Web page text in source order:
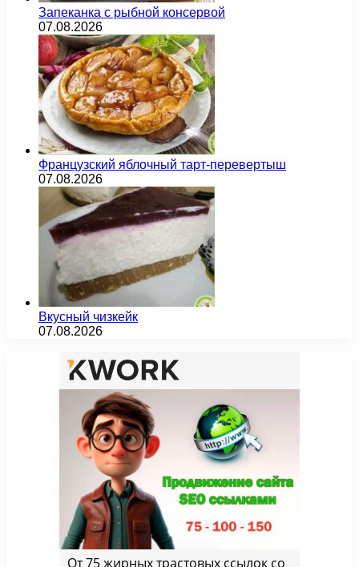
Запеканка с рыбной консервой
07.08.2026
Французский яблочный тарт-перевертыш
07.08.2026
Вкусный чизкейк
07.08.2026